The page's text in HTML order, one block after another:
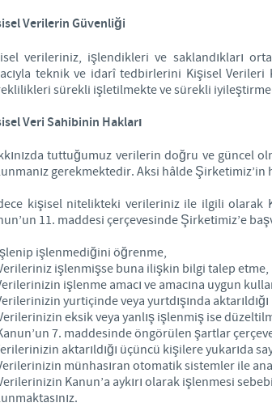
Verilerin Güvenliği
verileriniz, işlendikleri ve saklandıkları
teknik ve idarî tedbirlerini Kişisel Verileri
sürekli işletilmekte ve sürekli
Veri Sahibinin Hakları
tuttuğumuz verilerin doğru ve güncel
gerekmektedir. Aksi hâlde
kişisel nitelikteki verileriniz ile ilgili olarak
11. maddesi çerçevesinde Şirketimiz’e
işlenmediğini öğrenme,
işlenmişse buna ilişkin bilgi talep etme,
işlenme amacı ve amacına uygun
yurtiçinde veya yurtdışında
eksik veya yanlış işlenmiş ise
7. maddesinde öngörülen şartlar
aktarıldığı üçüncü kişilere yukarıda
münhasıran otomatik sistemler ile
Kanun’a aykırı olarak işlenmesi